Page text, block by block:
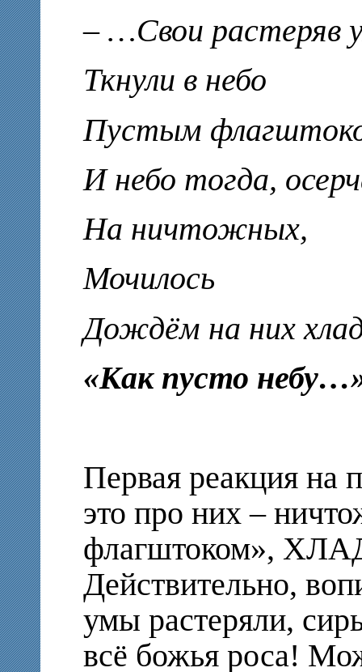
– …Свои растеряв
Ткнули в небо
Пустым
И небо тогда,
На ничтожных,
Мочилось
Дождём на них
«Как пусто
Первая реакция на
это про них –
флагштоком»,
Действительно,
умы растеряли,
всё божья роса!